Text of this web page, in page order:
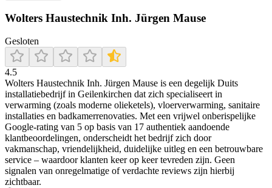
Wolters Haustechnik Inh. Jürgen Mause
Gesloten
4.5
Wolters Haustechnik Inh. Jürgen Mause is een degelijk Duits
installatiebedrijf in Geilenkirchen dat zich specialiseert in
verwarming (zoals moderne olieketels), vloerverwarming, sanitaire
installaties en badkamerrenovaties. Met een vrijwel onberispelijke
Google-rating van 5 op basis van 17 authentiek aandoende
klantbeoordelingen, onderscheidt het bedrijf zich door
vakmanschap, vriendelijkheid, duidelijke uitleg en een betrouwbare
service – waardoor klanten keer op keer tevreden zijn. Geen
signalen van onregelmatige of verdachte reviews zijn hierbij
zichtbaar.